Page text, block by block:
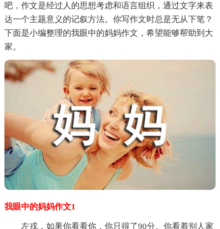
吧，作文是经过人的思想考虑和语言组织，通过文字来表
达一个主题意义的记叙方法。你写作文时总是无从下笔？
下面是小编整理的我眼中的妈妈作文，希望能够帮助到大
家。
我眼中的妈妈作文1
左戎，如果你看看你，你只得了90分。你看着别人家